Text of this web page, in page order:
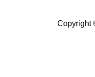
Copyright